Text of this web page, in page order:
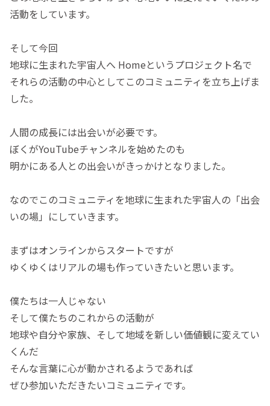
活動をしています。
そして今回
地球に生まれた宇宙人へ Homeというプロジェクト名で
それらの活動の中心としてこのコミュニティを立ち上げま
した。
人間の成長には出会いが必要です。
ぼくがYouTubeチャンネルを始めたのも
明かにある人との出会いがきっかけとなりました。
なのでこのコミュニティを地球に生まれた宇宙人の「出会
いの場」にしていきます。
まずはオンラインからスタートですが
ゆくゆくはリアルの場も作っていきたいと思います。
僕たちは一人じゃない
そして僕たちのこれからの活動が
地球や自分や家族、そして地域を新しい価値観に変えてい
くんだ
そんな言葉に心が動かされるようであれば
ぜひ参加いただきたいコミュニティです。